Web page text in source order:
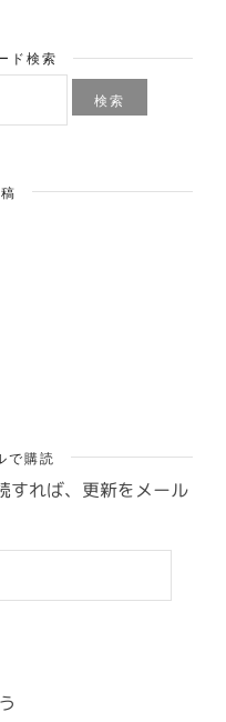
ド検索
で購読
すれば、更新をメール